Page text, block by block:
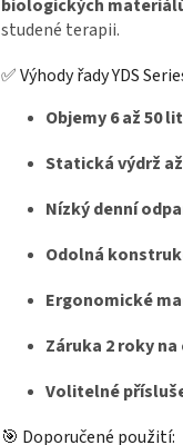
biologických
studené terapii.
✅ Výhody řady YDS
Objemy 6 až 50
Statická výdrž
Nízký denní
Odolná
Ergonomické
Záruka 2 roky
Volitelné
🎯 Doporučené použití: